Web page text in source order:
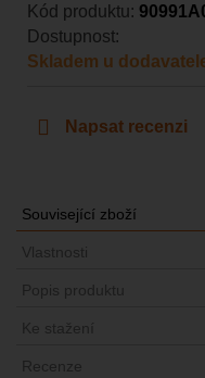
Kód produktu:
Dostupnost:
Skladem u
Napsat recenzi
Související zboží
Vlastnosti
Popis produktu
Ke stažení
Recenze